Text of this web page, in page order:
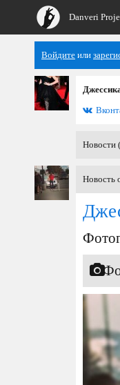
Danveri
Войдите или
Новости
Новость